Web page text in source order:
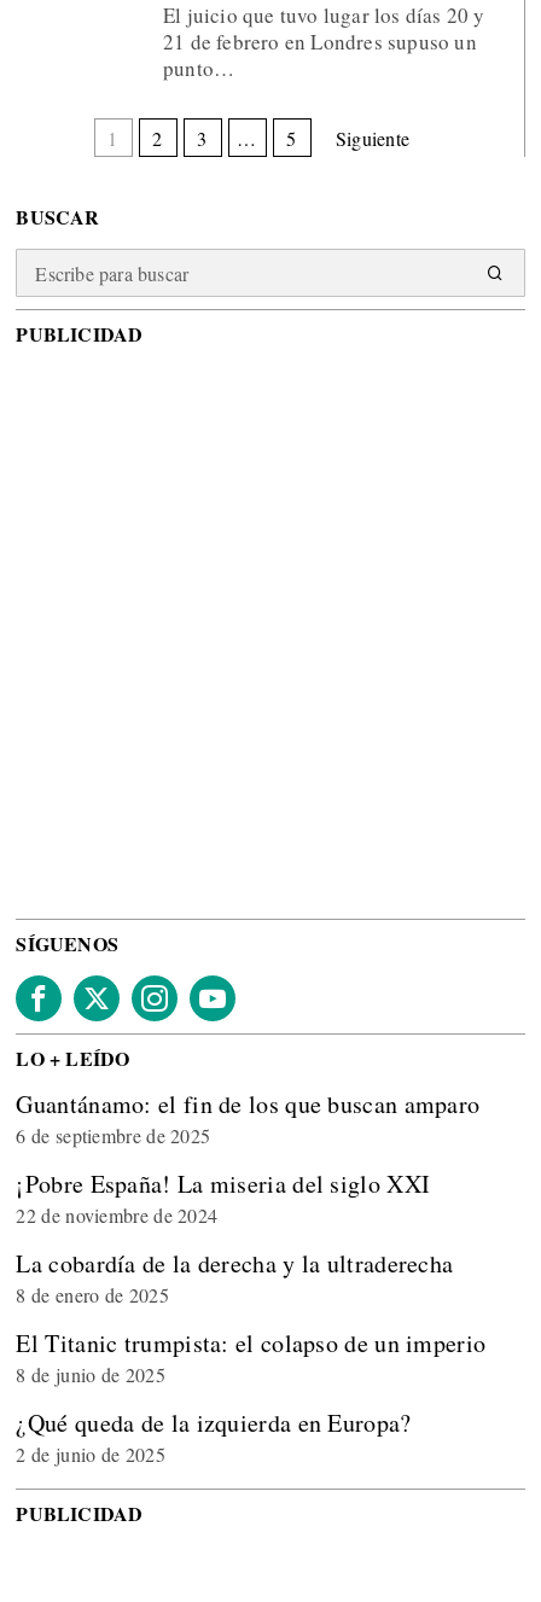
El juicio que tuvo lugar los días 20 y
21 de febrero en Londres supuso un
punto…
1 2 3 … 5 Siguiente
BUSCAR
PUBLICIDAD
SÍGUENOS
LO + LEÍDO
Guantánamo: el fin de los que buscan amparo
6 de septiembre de 2025
¡Pobre España! La miseria del siglo XXI
22 de noviembre de 2024
La cobardía de la derecha y la ultraderecha
8 de enero de 2025
El Titanic trumpista: el colapso de un imperio
8 de junio de 2025
¿Qué queda de la izquierda en Europa?
2 de junio de 2025
PUBLICIDAD